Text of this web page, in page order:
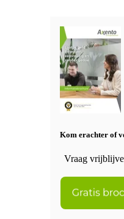
Kom erachter of
Vraag